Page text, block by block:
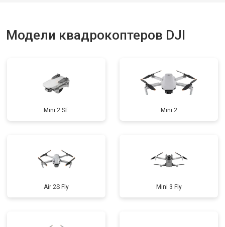
Модели квадрокоптеров DJI
Mini 2 SE Mini 2
Air 2S Fly Mini 3 Fly